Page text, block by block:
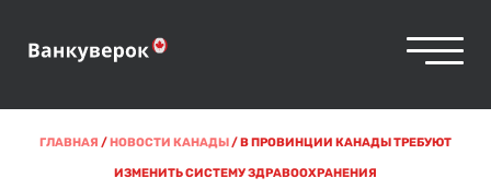
ГЛАВНАЯ /НОВОСТИ КАНАДЫ/В ПРОВИНЦИИ КАНАДЫ ТРЕБУЮТ
ИЗМЕНИТЬ СИСТЕМУ ЗДРАВООХРАНЕНИЯ